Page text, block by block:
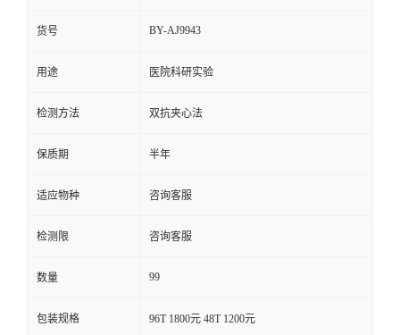
货号 BY-AJ9943
用途 医院科研实验
检测方法 双抗夹心法
保质期 半年
适应物种 咨询客服
检测限 咨询客服
数量 99
包装规格 96T 1800元 48T 1200元